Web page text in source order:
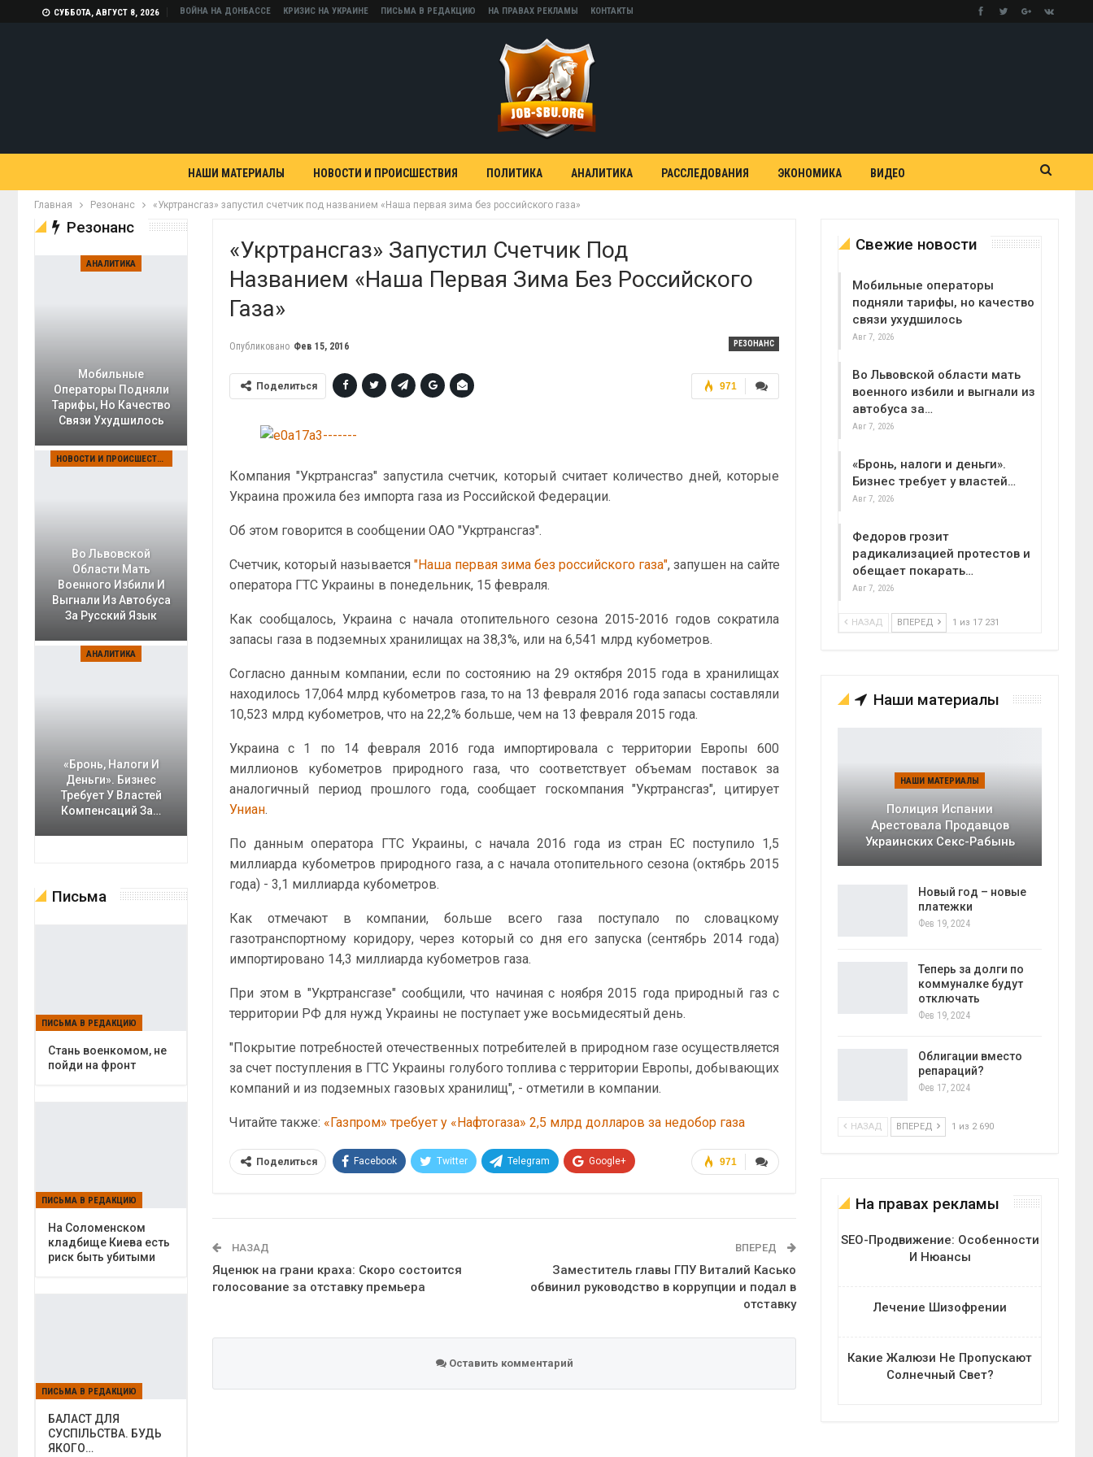
СУББОТА, АВГУСТ 8, 2026 ВОЙНА НА ДОНБАССЕ КРИЗИС НА УКРАИНЕ ПИСЬМА В РЕДАКЦИЮ НА ПРАВАХ РЕКЛАМЫ КОНТАКТЫ
НАШИ МАТЕРИАЛЫ НОВОСТИ И ПРОИСШЕСТВИЯ ПОЛИТИКА АНАЛИТИКА РАССЛЕДОВАНИЯ ЭКОНОМИКА ВИДЕО
Главная Резонанс «Укртрансгаз» запустил счетчик под названием «Наша первая зима без российского газа»
«Укртрансгаз» Запустил Счетчик Под
Названием «Наша Первая Зима Без Российского
Газа»
РЕЗОНАНС
Опубликовано Фев 15, 2016
971
Поделиться
Компания "Укртрансгаз" запустила счетчик, который считает количество дней, которые
Украина прожила без импорта газа из Российской Федерации.
Об этом говорится в сообщении ОАО "Укртрансгаз".
Счетчик, который называется "Наша первая зима без российского газа", запушен на сайте
оператора ГТС Украины в понедельник, 15 февраля.
Как сообщалось, Украина с начала отопительного сезона 2015-2016 годов сократила
запасы газа в подземных хранилищах на 38,3%, или на 6,541 млрд кубометров.
Согласно данным компании, если по состоянию на 29 октября 2015 года в хранилищах
находилось 17,064 млрд кубометров газа, то на 13 февраля 2016 года запасы составляли
10,523 млрд кубометров, что на 22,2% больше, чем на 13 февраля 2015 года.
Украина с 1 по 14 февраля 2016 года импортировала с территории Европы 600
миллионов кубометров природного газа, что соответствует объемам поставок за
аналогичный период прошлого года, сообщает госкомпания "Укртрансгаз", цитирует
Униан.
По данным оператора ГТС Украины, с начала 2016 года из стран ЕС поступило 1,5
миллиарда кубометров природного газа, а с начала отопительного сезона (октябрь 2015
года) - 3,1 миллиарда кубометров.
Как отмечают в компании, больше всего газа поступало по словацкому
газотранспортному коридору, через который со дня его запуска (сентябрь 2014 года)
импортировано 14,3 миллиарда кубометров газа.
При этом в "Укртрансгазе" сообщили, что начиная с ноября 2015 года природный газ с
территории РФ для нужд Украины не поступает уже восьмидесятый день.
"Покрытие потребностей отечественных потребителей в природном газе осуществляется
за счет поступления в ГТС Украины голубого топлива с территории Европы, добывающих
компаний и из подземных газовых хранилищ", - отметили в компании.
Читайте также: «Газпром» требует у «Нафтогаза» 2,5 млрд долларов за недобор газа
971
Поделиться Facebook Twitter Telegram Google+
НАЗАД
Яценюк на грани краха: Скоро состоится
голосование за отставку премьера
ВПЕРЕД
Заместитель главы ГПУ Виталий Касько
обвинил руководство в коррупции и подал в
отставку
Оставить комментарий
Свежие новости
Мобильные операторы
подняли тарифы, но качество
связи ухудшилось
Авг 7, 2026
Во Львовской области мать
военного избили и выгнали из
автобуса за…
Авг 7, 2026
«Бронь, налоги и деньги».
Бизнес требует у властей…
Авг 7, 2026
Федоров грозит
радикализацией протестов и
обещает покарать…
Авг 7, 2026
НАЗАД ВПЕРЕД 1 из 17 231
Наши материалы
НАШИ МАТЕРИАЛЫ
Полиция Испании
Арестовала Продавцов
Украинских Секс-Рабынь
Новый год – новые
платежки
Фев 19, 2024
Теперь за долги по
коммуналке будут
отключать
Фев 19, 2024
Облигации вместо
репараций?
Фев 17, 2024
НАЗАД ВПЕРЕД 1 из 2 690
На правах рекламы
SEO-Продвижение: Особенности
И Нюансы
Лечение Шизофрении
Какие Жалюзи Не Пропускают
Солнечный Свет?
Резонанс
АНАЛИТИКА
Мобильные
Операторы Подняли
Тарифы, Но Качество
Связи Ухудшилось
НОВОСТИ И ПРОИСШЕСТВИЯ
Во Львовской
Области Мать
Военного Избили И
Выгнали Из Автобуса
За Русский Язык
АНАЛИТИКА
«Бронь, Налоги И
Деньги». Бизнес
Требует У Властей
Компенсаций За…
Письма
ПИСЬМА В РЕДАКЦИЮ
Cтань военкомом, не
пойди на фронт
ПИСЬМА В РЕДАКЦИЮ
На Соломенском
кладбище Киева есть
риск быть убитыми
ПИСЬМА В РЕДАКЦИЮ
БАЛАСТ ДЛЯ
СУСПІЛЬСТВА. БУДЬ
ЯКОГО…